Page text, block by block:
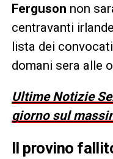
Ferguson non
centravanti
lista dei
domani sera alle
Ultime Notizie
giorno sul
Il provino